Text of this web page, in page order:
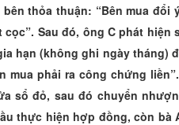
bên thỏa thuận: “Bên mua
Sau đó, ông C phát hiện
hạn (không ghi ngày tháng)
phải ra công chứng
sổ đỏ, sau đó chuyển
thực hiện hợp đồng, còn